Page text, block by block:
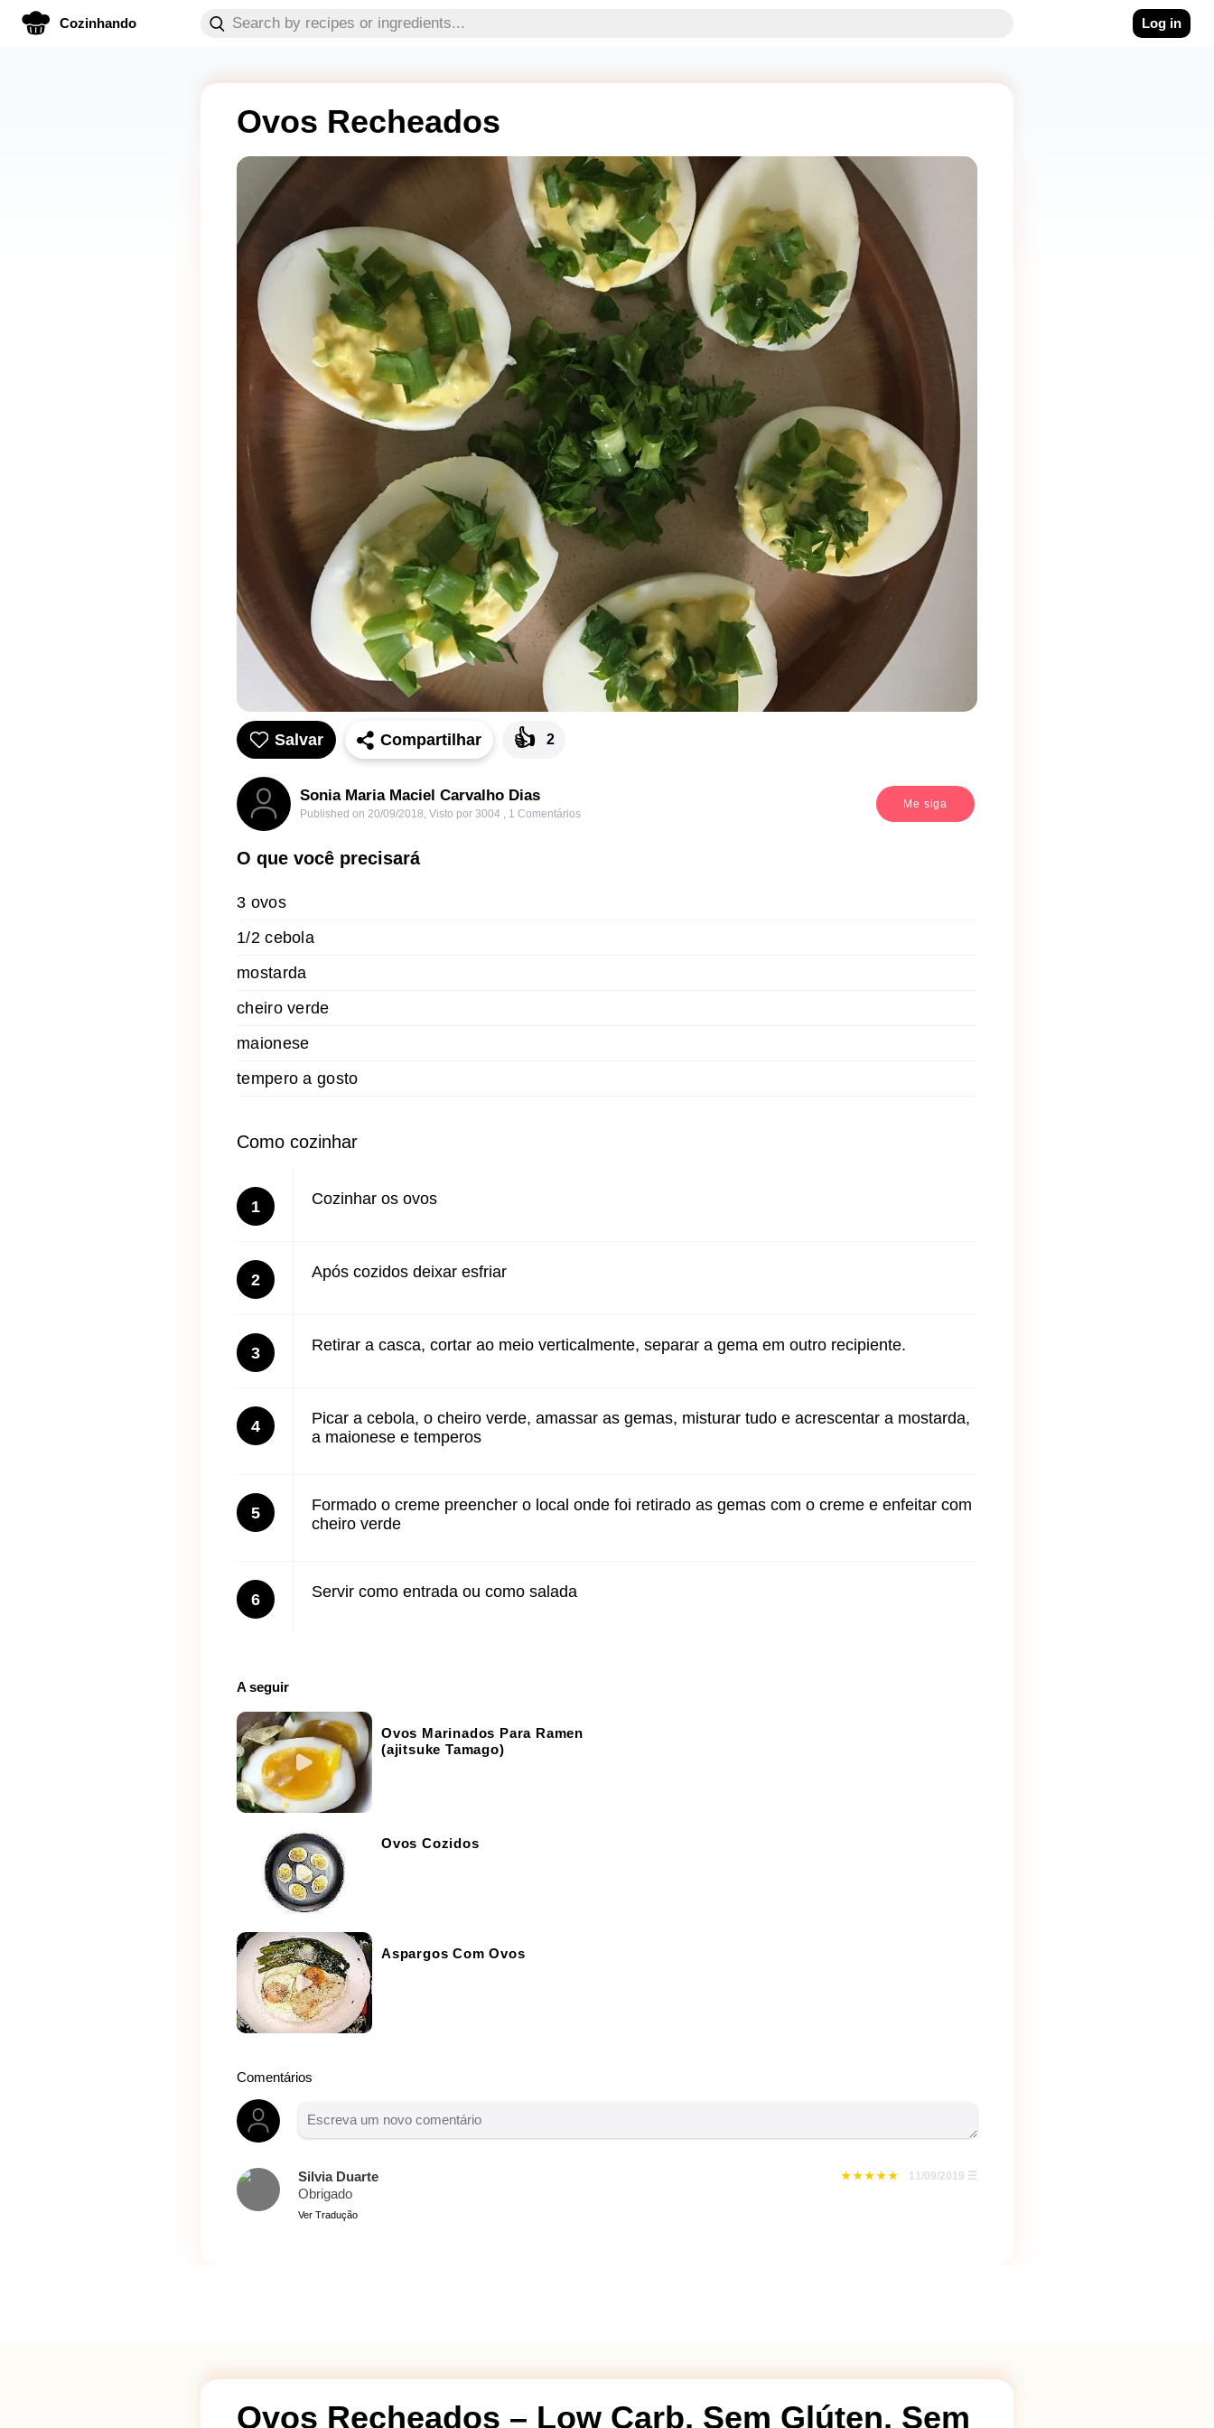
Cozinhando Log in
Ovos Recheados
Salvar Compartilhar 👍 2
Sonia Maria Maciel Carvalho Dias
Published on 20/09/2018, Visto por 3004 , 1 Comentários
Me siga
O que você precisará
3 ovos
1/2 cebola
mostarda
cheiro verde
maionese
tempero a gosto
Como cozinhar
1 Cozinhar os ovos
2 Após cozidos deixar esfriar
3 Retirar a casca, cortar ao meio verticalmente, separar a gema em outro recipiente.
4
Picar a cebola, o cheiro verde, amassar as gemas, misturar tudo e acrescentar a mostarda,
a maionese e temperos
5
Formado o creme preencher o local onde foi retirado as gemas com o creme e enfeitar com
cheiro verde
6 Servir como entrada ou como salada
A seguir
Ovos Marinados Para Ramen
(ajitsuke Tamago)
Ovos Cozidos
Aspargos Com Ovos
Comentários
Silvia Duarte 11/09/2019 ☰
Obrigado
Ver Tradução
Ovos Recheados – Low Carb, Sem Glúten, Sem